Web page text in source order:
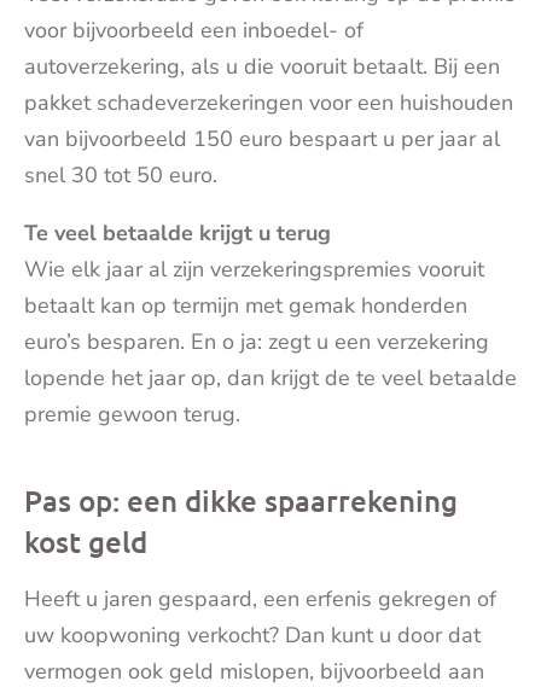
voor bijvoorbeeld een inboedel- of
autoverzekering, als u die vooruit betaalt. Bij een
pakket schadeverzekeringen voor een huishouden
van bijvoorbeeld 150 euro bespaart u per jaar al
snel 30 tot 50 euro.
Te veel betaalde krijgt u terug
Wie elk jaar al zijn verzekeringspremies vooruit
betaalt kan op termijn met gemak honderden
euro’s besparen. En o ja: zegt u een verzekering
lopende het jaar op, dan krijgt de te veel betaalde
premie gewoon terug.
Pas op: een dikke spaarrekening
kost geld
Heeft u jaren gespaard, een erfenis gekregen of
uw koopwoning verkocht? Dan kunt u door dat
vermogen ook geld mislopen, bijvoorbeeld aan